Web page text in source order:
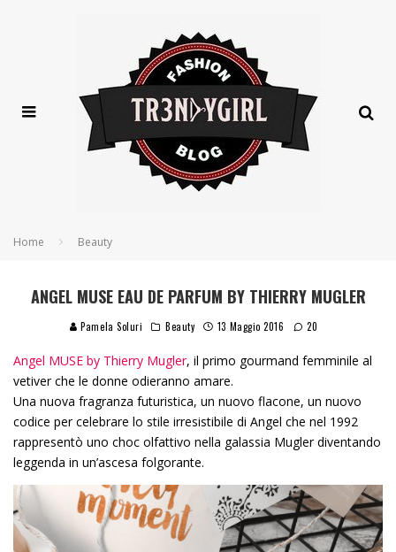
Home Beauty
ANGEL MUSE EAU DE PARFUM BY THIERRY MUGLER
Pamela Soluri Beauty 13 Maggio 2016 20
Angel MUSE by Thierry Mugler, il primo gourmand femminile al
vetiver che le donne odieranno amare.
Una nuova fragranza futuristica, un nuovo flacone, un nuovo
codice per celebrare lo stile irresistibile di Angel che nel 1992
rappresentò uno choc olfattivo nella galassia Mugler diventando
leggenda in un’ascesa folgorante.